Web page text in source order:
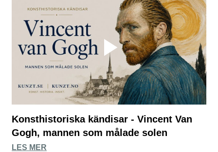
Konsthistoriska kändisar - Vincent Van
Gogh, mannen som målade solen
LES MER